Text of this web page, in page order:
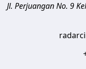
Jl. Perjuangan No. 9